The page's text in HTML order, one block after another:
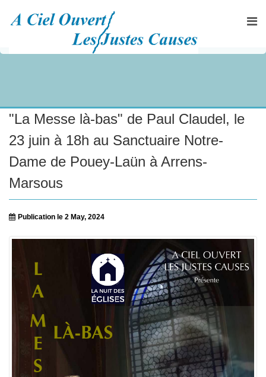
"La Messe là-bas" de Paul Claudel, le
23 juin à 18h au Sanctuaire Notre-
Dame de Pouey-Laün à Arrens-
Marsous
Publication le 2 May, 2024